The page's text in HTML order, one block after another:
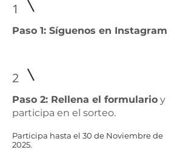
1
Paso 1: Síguenos en Instagram
2
Paso 2: Rellena el formulario y
participa en el sorteo.
Participa hasta el 30 de Noviembre de
2025.